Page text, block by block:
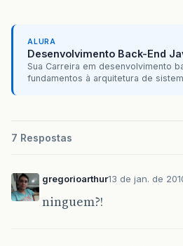
ALURA
Desenvolvimento Back-End
Sua Carreira em desenvolvimento
fundamentos à arquitetura de
7 Respostas
gregorioarthur13 de jan. de
ninguem?!